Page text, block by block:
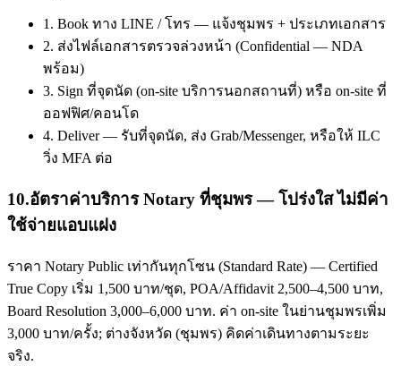
1. Book ทาง LINE / โทร — แจ้งชุมพร + ประเภทเอกสาร
2. ส่งไฟล์เอกสารตรวจล่วงหน้า (Confidential — NDA
พร้อม)
3. Sign ที่จุดนัด (on-site บริการนอกสถานที่) หรือ on-site ที่
ออฟฟิศ/คอนโด
4. Deliver — รับที่จุดนัด, ส่ง Grab/Messenger, หรือให้ ILC
วิ่ง MFA ต่อ
10.อัตราค่าบริการ Notary ที่ชุมพร — โปร่งใส ไม่มีค่า
ใช้จ่ายแอบแฝง
ราคา Notary Public เท่ากันทุกโซน (Standard Rate) — Certified
True Copy เริ่ม 1,500 บาท/ชุด, POA/Affidavit 2,500–4,500 บาท,
Board Resolution 3,000–6,000 บาท. ค่า on-site ในย่านชุมพรเพิ่ม
3,000 บาท/ครั้ง; ต่างจังหวัด (ชุมพร) คิดค่าเดินทางตามระยะ
จริง.